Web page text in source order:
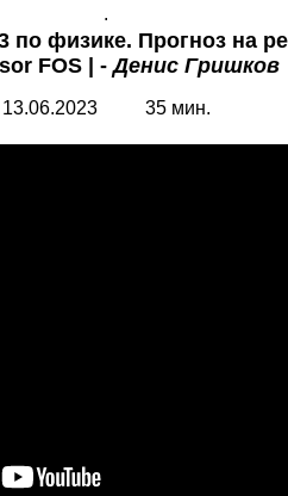
.
по физике. Прогноз на
FOS | -Денис Гришков
13.06.2023 35 мин.